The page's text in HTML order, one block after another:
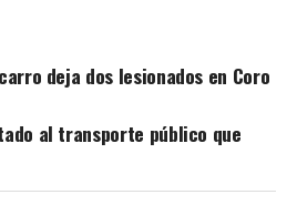
deja dos lesionados en Coro
al transporte público que